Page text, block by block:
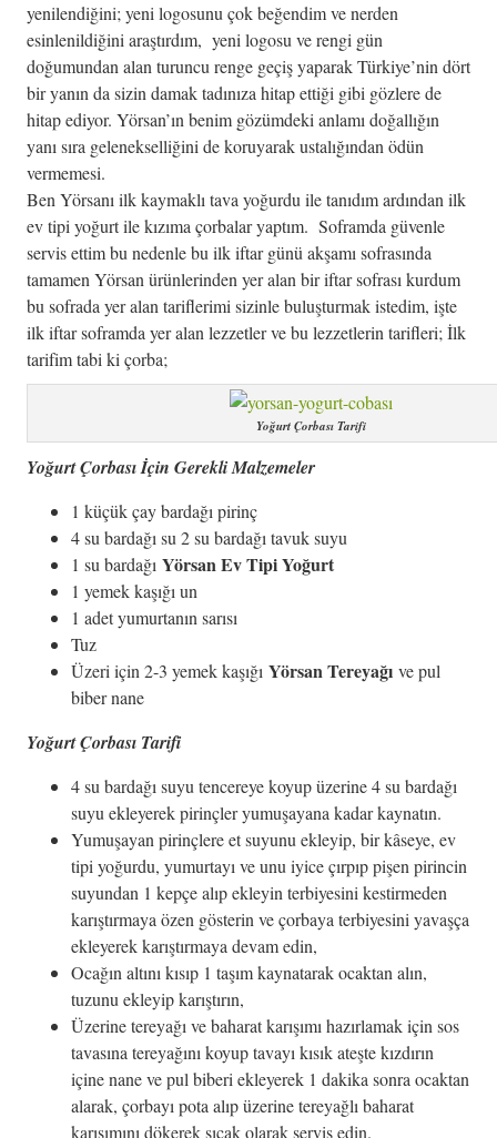
yenilendiğini; yeni logosunu çok beğendim ve nerden
esinlenildiğini araştırdım, yeni logosu ve rengi gün
doğumundan alan turuncu renge geçiş yaparak Türkiye’nin dört
bir yanın da sizin damak tadınıza hitap ettiği gibi gözlere de
hitap ediyor. Yörsan’ın benim gözümdeki anlamı doğallığın
yanı sıra gelenekselliğini de koruyarak ustalığından ödün
vermemesi.
Ben Yörsanı ilk kaymaklı tava yoğurdu ile tanıdım ardından ilk
ev tipi yoğurt ile kızıma çorbalar yaptım. Soframda güvenle
servis ettim bu nedenle bu ilk iftar günü akşamı sofrasında
tamamen Yörsan ürünlerinden yer alan bir iftar sofrası kurdum
bu sofrada yer alan tariflerimi sizinle buluşturmak istedim, işte
ilk iftar soframda yer alan lezzetler ve bu lezzetlerin tarifleri; İlk
tarifim tabi ki çorba;
Yoğurt Çorbası Tarifi
Yoğurt Çorbası İçin Gerekli Malzemeler
1 küçük çay bardağı pirinç
4 su bardağı su 2 su bardağı tavuk suyu
1 su bardağı Yörsan Ev Tipi Yoğurt
1 yemek kaşığı un
1 adet yumurtanın sarısı
Tuz
Üzeri için 2-3 yemek kaşığı Yörsan Tereyağı ve pul
biber nane
Yoğurt Çorbası Tarifi
4 su bardağı suyu tencereye koyup üzerine 4 su bardağı
suyu ekleyerek pirinçler yumuşayana kadar kaynatın.
Yumuşayan pirinçlere et suyunu ekleyip, bir kâseye, ev
tipi yoğurdu, yumurtayı ve unu iyice çırpıp pişen pirincin
suyundan 1 kepçe alıp ekleyin terbiyesini kestirmeden
karıştırmaya özen gösterin ve çorbaya terbiyesini yavaşça
ekleyerek karıştırmaya devam edin,
Ocağın altını kısıp 1 taşım kaynatarak ocaktan alın,
tuzunu ekleyip karıştırın,
Üzerine tereyağı ve baharat karışımı hazırlamak için sos
tavasına tereyağını koyup tavayı kısık ateşte kızdırın
içine nane ve pul biberi ekleyerek 1 dakika sonra ocaktan
alarak, çorbayı pota alıp üzerine tereyağlı baharat
karışımını dökerek sıcak olarak servis edin.